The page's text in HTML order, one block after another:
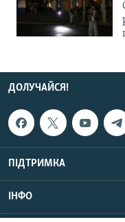
ДОЛУЧАЙСЯ!
ПІДТРИМКА
ІНФО